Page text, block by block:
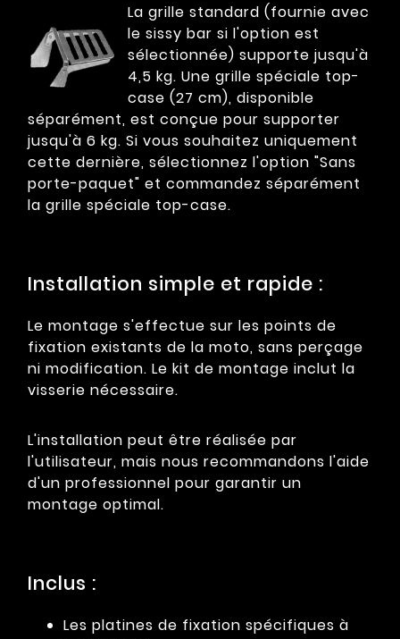
La grille standard (fournie avec
le sissy bar si l'option est
sélectionnée) supporte jusqu'à
4,5 kg. Une grille spéciale top-
case (27 cm), disponible
séparément, est conçue pour supporter
jusqu'à 6 kg. Si vous souhaitez uniquement
cette dernière, sélectionnez l'option "Sans
porte-paquet" et commandez séparément
la grille spéciale top-case.
Installation simple et rapide :
Le montage s'effectue sur les points de
fixation existants de la moto, sans perçage
ni modification. Le kit de montage inclut la
visserie nécessaire.
L'installation peut être réalisée par
l'utilisateur, mais nous recommandons l'aide
d'un professionnel pour garantir un
montage optimal.
Inclus :
Les platines de fixation spécifiques à